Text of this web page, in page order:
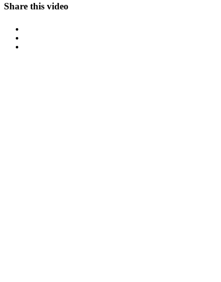
Share this video